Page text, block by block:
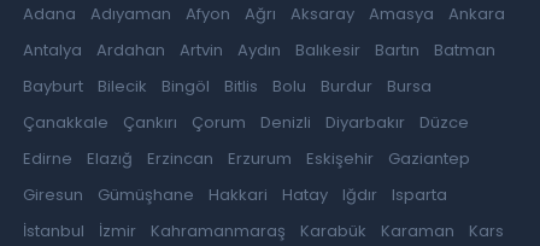
Adana Adıyaman Afyon Ağrı Aksaray Amasya
Ankara
Antalya
Ardahan Artvin Aydın Balıkesir Bartın
Batman
Bayburt
Bilecik Bingöl Bitlis Bolu Burdur
Bursa
Çanakkale
Çankırı Çorum Denizli Diyarbakır
Düzce
Edirne
Elazığ Erzincan Erzurum Eskişehir
Gaziantep
Giresun
Gümüşhane Hakkari Hatay Iğdır
Isparta
İstanbul
İzmir Kahramanmaraş Karabük Karaman
Kars